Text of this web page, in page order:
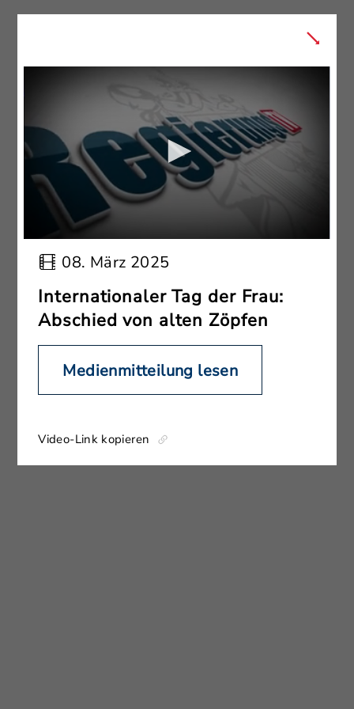
08. März 2025
Internationaler Tag der Frau:
Abschied von alten Zöpfen
Medienmitteilung lesen
Video-Link kopieren